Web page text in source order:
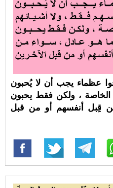
عظماء يجب أن لا يُحبون
الخاصة ، ولكن فقط يحبون
قِبل أنفسهم أو من قبل